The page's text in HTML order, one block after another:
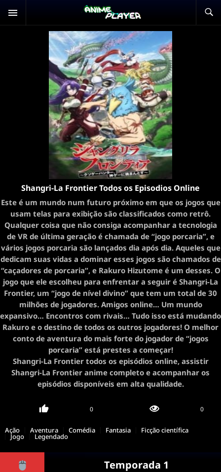
Shangri-La Frontier Todos os Episodios Online
Este é um mundo num futuro próximo em que os jogos que
usam telas para exibição são classificados como retrô.
Qualquer coisa que não consiga acompanhar a tecnologia
de VR de última geração é chamada de “jogo porcaria”, e
vários jogos porcaria são lançados dia após dia. Aqueles que
dedicam suas vidas a dominar esses jogos são chamados de
“caçadores de porcaria”, e Rakuro Hizutome é um desses. O
jogo que ele escolheu para enfrentar a seguir é Shangri-La
Frontier, um “jogo de nível divino” que tem um total de 30
milhões de jogadores. Amigos online… Um mundo
expansivo… Encontros com rivais… Tudo isso está mudando
Rakuro e o destino de todos os outros jogadores! O melhor
conto de aventura do mais forte do jogador de “jogos
porcaria” está prestes a começar!
Shangri-La Frontier todos os episódios online, assistir
Shangri-La Frontier anime completo e acompanhar os
episódios disponíveis em alta qualidade.
0 0
Ação Aventura Comédia Fantasia Ficção científica
Jogo Legendado
Temporada 1